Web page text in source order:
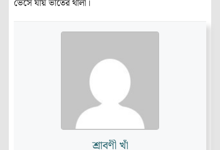
ভেসে যায় ভাতের থালা।
শ্রাবণী খাঁ